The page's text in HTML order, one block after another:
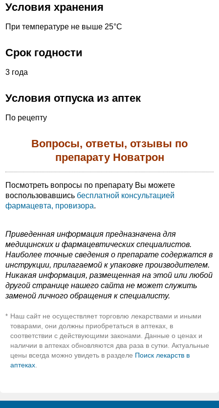
Условия хранения
При температуре не выше 25°С
Срок годности
3 года
Условия отпуска из аптек
По рецепту
Вопросы, ответы, отзывы по
препарату Новатрон
Посмотреть вопросы по препарату Вы можете
воспользовавшись бесплатной консультацией
фармацевта, провизора.
Приведенная информация предназначена для
медицинских и фармацевтических специалистов.
Наиболее точные сведения о препарате содержатся в
инструкции, прилагаемой к упаковке производителем.
Никакая информация, размещенная на этой или любой
другой странице нашего сайта не может служить
заменой личного обращения к специалисту.
* Наш сайт не осуществляет торговлю лекарствами и иными
товарами, они должны приобретаться в аптеках, в
соответствии с действующими законами. Данные о ценах и
наличии в аптеках обновляются два раза в сутки. Актуальные
цены всегда можно увидеть в разделе Поиск лекарств в
аптеках